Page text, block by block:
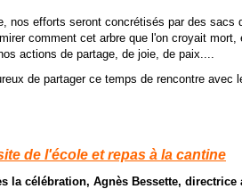
nos efforts seront concrétisés par des sacs
comment cet arbre que l'on croyait
actions de partage, de joie, de paix....
de partager ce temps de rencontre avec
de l'école et repas à la cantine
la célébration, Agnès Bessette,